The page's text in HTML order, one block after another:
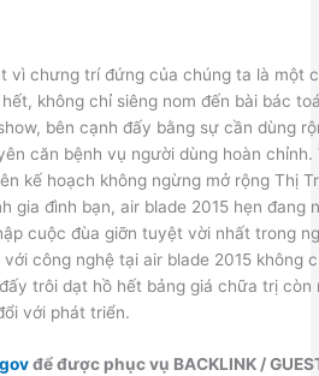
vì chưng trí đứng của chúng ta là một
không chỉ siêng nom đến bài bác
bên cạnh đấy bằng sự cần dùng
căn bệnh vụ người dùng hoàn
kế hoạch không ngừng mở rộng Thị
gia đình bạn, air blade 2015 hẹn đang
cuộc đùa giỡn tuyệt vời nhất trong
công nghệ tại air blade 2015 không
trôi dạt hồ hết bảng giá chữa trị còn
với phát triển.
để được phục vụ BACKLINK /